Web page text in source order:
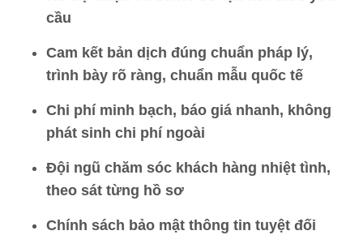
cầu
Cam kết bản dịch đúng chuẩn pháp lý,
trình bày rõ ràng, chuẩn mẫu quốc tế
Chi phí minh bạch, báo giá nhanh, không
phát sinh chi phí ngoài
Đội ngũ chăm sóc khách hàng nhiệt tình,
theo sát từng hồ sơ
Chính sách bảo mật thông tin tuyệt đối